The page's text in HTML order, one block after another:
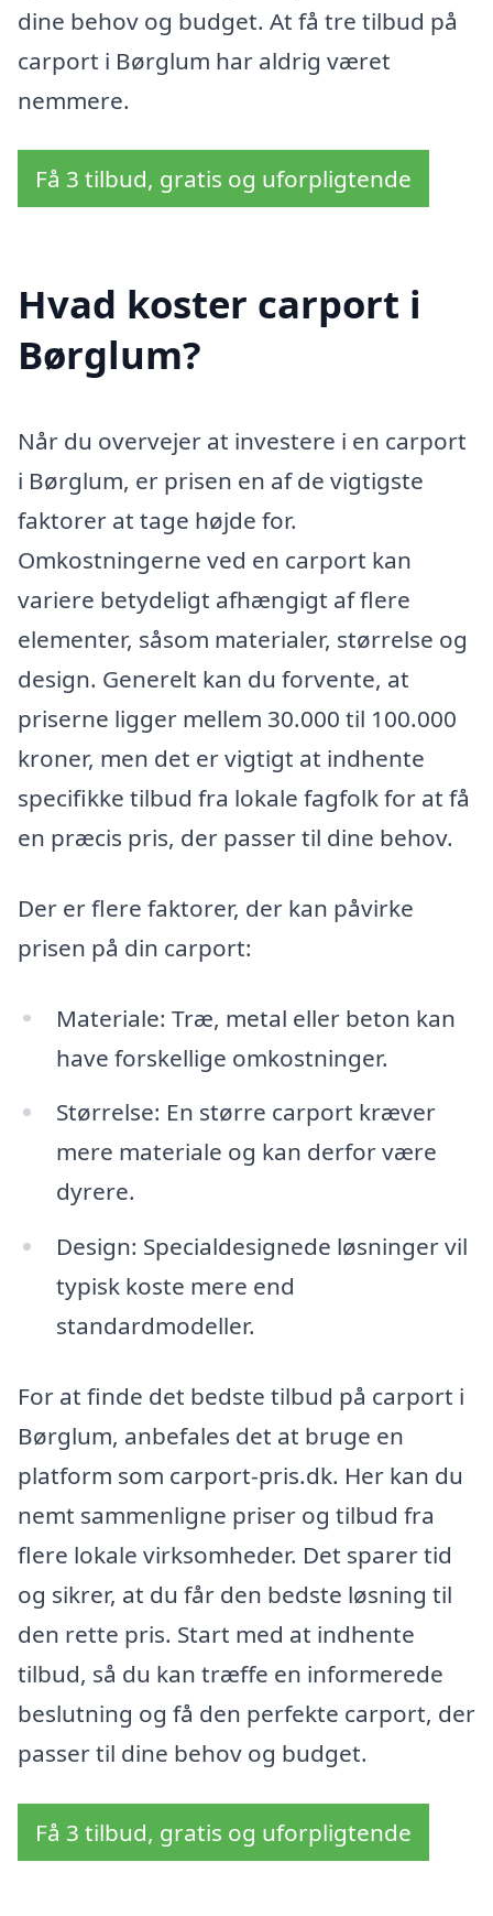
dine behov og budget. At få tre tilbud på
carport i Børglum har aldrig været
nemmere.
Få 3 tilbud, gratis og uforpligtende
Hvad koster carport i
Børglum?
Når du overvejer at investere i en carport
i Børglum, er prisen en af de vigtigste
faktorer at tage højde for.
Omkostningerne ved en carport kan
variere betydeligt afhængigt af flere
elementer, såsom materialer, størrelse og
design. Generelt kan du forvente, at
priserne ligger mellem 30.000 til 100.000
kroner, men det er vigtigt at indhente
specifikke tilbud fra lokale fagfolk for at få
en præcis pris, der passer til dine behov.
Der er flere faktorer, der kan påvirke
prisen på din carport:
Materiale: Træ, metal eller beton kan
have forskellige omkostninger.
Størrelse: En større carport kræver
mere materiale og kan derfor være
dyrere.
Design: Specialdesignede løsninger vil
typisk koste mere end
standardmodeller.
For at finde det bedste tilbud på carport i
Børglum, anbefales det at bruge en
platform som carport-pris.dk. Her kan du
nemt sammenligne priser og tilbud fra
flere lokale virksomheder. Det sparer tid
og sikrer, at du får den bedste løsning til
den rette pris. Start med at indhente
tilbud, så du kan træffe en informerede
beslutning og få den perfekte carport, der
passer til dine behov og budget.
Få 3 tilbud, gratis og uforpligtende